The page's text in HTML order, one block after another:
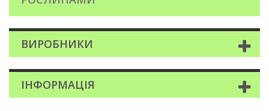
ВИРОБНИКИ
ІНФОРМАЦІЯ